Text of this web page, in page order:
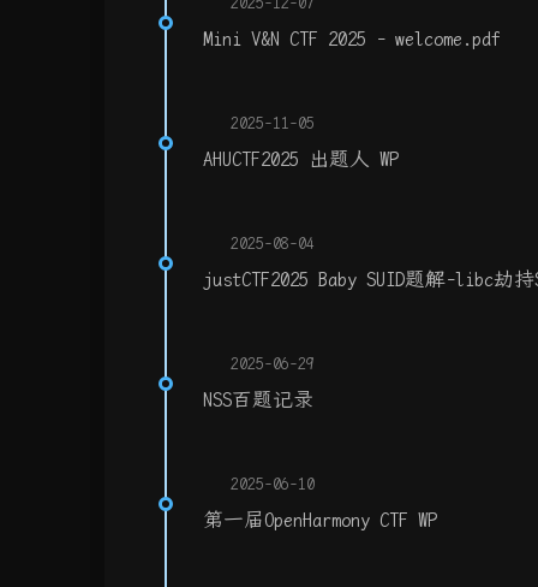
Mini V&N CTF 2025 - welcome.pdf
2025-11-05
AHUCTF2025 出题人 WP
2025-08-04
justCTF2025 Baby SUID题解-libc劫持
2025-06-29
NSS百题记录
2025-06-10
第一届OpenHarmony CTF WP